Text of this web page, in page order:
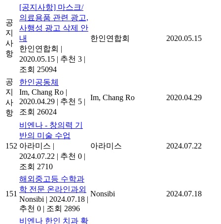
공
지
사
항
[공지사항] 마스크/
의료용품 관련 광고,
사행성 광고 삭제 안
내
한인연합회 |
2020.05.15 | 추천 3 |
조회 25094
한인연합회 2020.05.15
공
지
사
항
한인공동체
Im, Chang Ro |
2020.04.29 | 추천 5 |
조회 26024
Im, Chang Ro 2020.04.29
152
비엔나 - 창의력 기
반의 미술 수업
아라미스 |
2024.07.22 | 추천 0 |
조회 2710
아라미스 2024.07.22
151
해외중고등 수학과
학 전문 온라인과외
Nonsibi | 2024.07.18 |
추천 0 | 조회 2896
Nonsibi 2024.07.18
비엔나 한인 치과 확